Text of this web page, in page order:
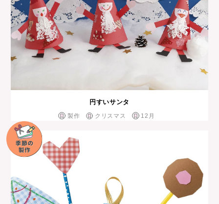
円すいサンタ
製作 クリスマス 12月